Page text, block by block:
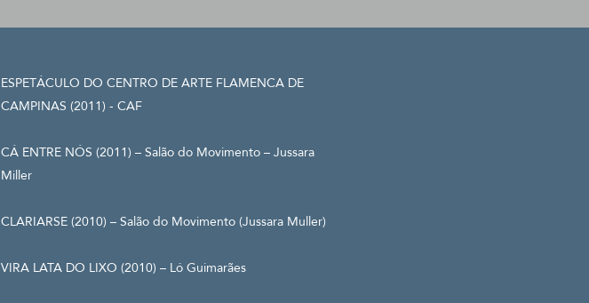
ESPETÁCULO DO CENTRO DE ARTE FLAMENCA DE
CAMPINAS (2011) - CAF
CÁ ENTRE NÓS (2011) – Salão do Movimento – Jussara
Miller
CLARIARSE (2010) – Salão do Movimento (Jussara Muller)
VIRA LATA DO LIXO (2010) – Ló Guimarães